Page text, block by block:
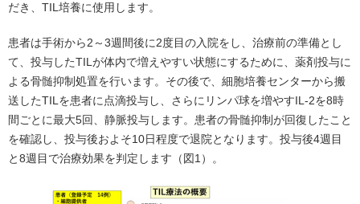
だき、TIL培養に使用します。
患者は手術から2～3週間後に2度目の入院をし、治療前の準備とし
て、投与したTILが体内で増えやすい状態にするために、薬剤投与に
よる骨髄抑制処置を行います。その後で、細胞培養センターから搬
送したTILを患者に点滴投与し、さらにリンパ球を増やすIL-2を8時
間ごとに最大5回、静脈投与します。患者の骨髄抑制が回復したこと
を確認し、投与後およそ10日程度で退院となります。投与後4週目
と8週目で治療効果を判定します（図1）。